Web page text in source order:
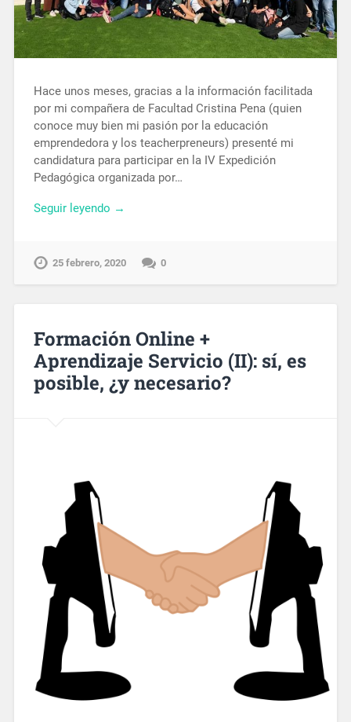
Hace unos meses, gracias a la información facilitada
por mi compañera de Facultad Cristina Pena (quien
conoce muy bien mi pasión por la educación
emprendedora y los teacherpreneurs) presenté mi
candidatura para participar en la IV Expedición
Pedagógica organizada por…
Seguir leyendo →
25 febrero, 2020 0
Formación Online +
Aprendizaje Servicio (II): sí, es
posible, ¿y necesario?